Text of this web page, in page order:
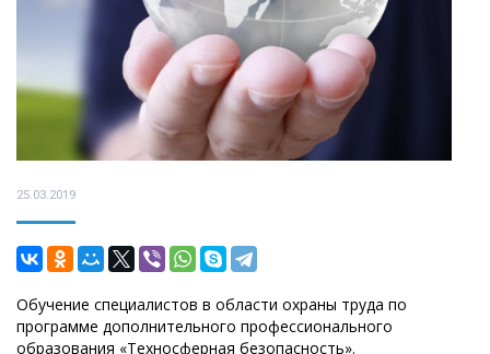
25.03.2019
Обучение специалистов в области охраны труда по
программе дополнительного профессионального
образования «Техносферная безопасность».